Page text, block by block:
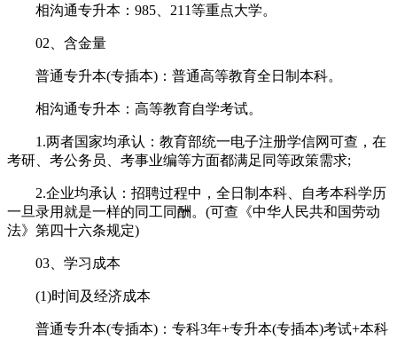
相沟通专升本：985、211等重点大学。
02、含金量
普通专升本(专插本)：普通高等教育全日制本科。
相沟通专升本：高等教育自学考试。
1.两者国家均承认：教育部统一电子注册学信网可查，在
考研、考公务员、考事业编等方面都满足同等政策需求;
2.企业均承认：招聘过程中，全日制本科、自考本科学历
一旦录用就是一样的同工同酬。(可查《中华人民共和国劳动
法》第四十六条规定)
03、学习成本
(1)时间及经济成本
普通专升本(专插本)：专科3年+专升本(专插本)考试+本科